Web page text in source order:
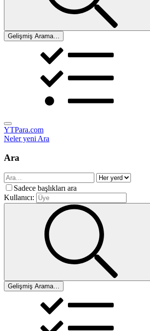
Gelişmiş Arama…
YTPara.com
Neler yeniAra
Ara
Sadece başlıkları ara
Kullanıcı:
Gelişmiş Arama…